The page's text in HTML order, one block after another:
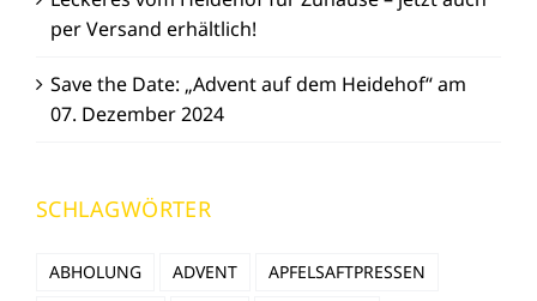
per Versand erhältlich!
Save the Date: „Advent auf dem Heidehof“ am
07. Dezember 2024
SCHLAGWÖRTER
ABHOLUNG ADVENT
APFELSAFTPRESSEN